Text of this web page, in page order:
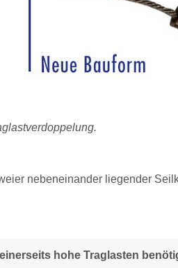
nebeneinander liegender
hohe Traglasten